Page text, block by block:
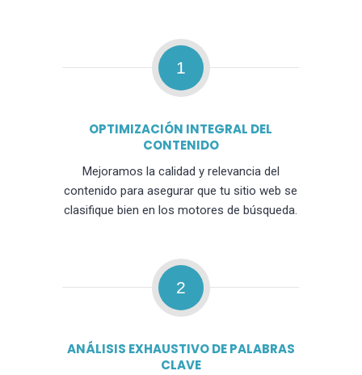
1
OPTIMIZACIÓN INTEGRAL DEL
CONTENIDO
Mejoramos la calidad y relevancia del
contenido para asegurar que tu sitio web se
clasifique bien en los motores de búsqueda.
2
ANÁLISIS EXHAUSTIVO DE PALABRAS
CLAVE